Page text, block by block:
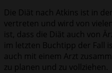
Die Diät nach Atkins ist in
vertreten und wird von
ist, dass die Diät auch von
im letzten Buchtipp der Fall
auch mit einem Arzt
zu planen und zu vollziehen.